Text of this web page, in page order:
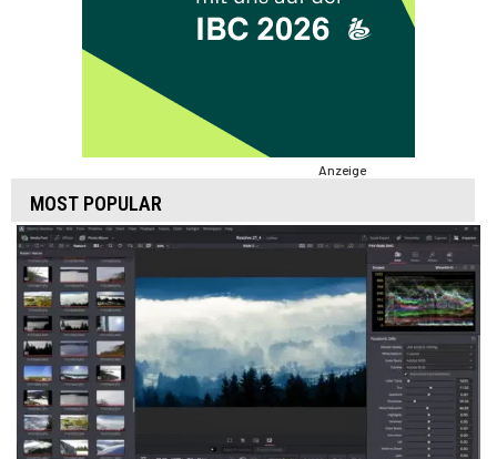
Anzeige
MOST POPULAR